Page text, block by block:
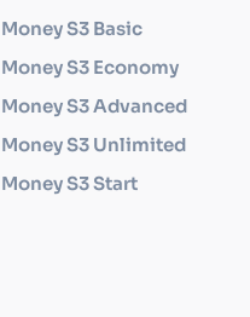
Money S3 Basic
Money S3 Economy
Money S3 Advanced
Money S3 Unlimited
Money S3 Start